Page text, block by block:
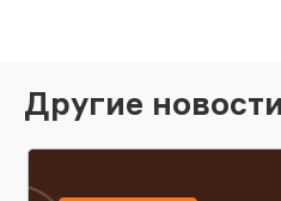
Другие новости